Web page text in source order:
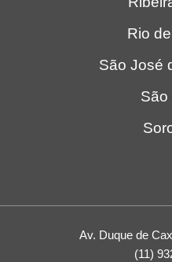
Rio
São José
São
Av. Duque de
(11)